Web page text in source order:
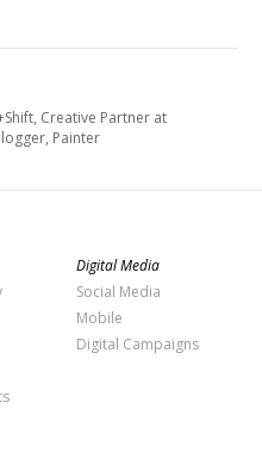
Creative Partner at
Painter
Digital Media
Social Media
Mobile
Digital Campaigns